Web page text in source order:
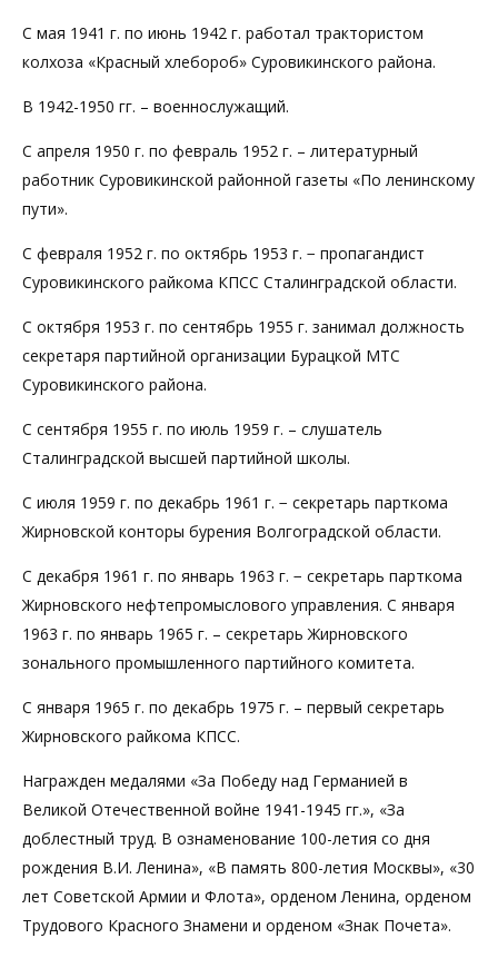
С мая 1941 г. по июнь 1942 г. работал трактористом
колхоза «Красный хлебороб» Суровикинского района.
В 1942-1950 гг. – военнослужащий.
С апреля 1950 г. по февраль 1952 г. – литературный
работник Суровикинской районной газеты «По ленинскому
пути».
С февраля 1952 г. по октябрь 1953 г. − пропагандист
Суровикинского райкома КПСС Сталинградской области.
С октября 1953 г. по сентябрь 1955 г. занимал должность
секретаря партийной организации Бурацкой МТС
Суровикинского района.
С сентября 1955 г. по июль 1959 г. – слушатель
Сталинградской высшей партийной школы.
С июля 1959 г. по декабрь 1961 г. − секретарь парткома
Жирновской конторы бурения Волгоградской области.
С декабря 1961 г. по январь 1963 г. − секретарь парткома
Жирновского нефтепромыслового управления. С января
1963 г. по январь 1965 г. – секретарь Жирновского
зонального промышленного партийного комитета.
С января 1965 г. по декабрь 1975 г. – первый секретарь
Жирновского райкома КПСС.
Награжден медалями «За Победу над Германией в
Великой Отечественной войне 1941-1945 гг.», «За
доблестный труд. В ознаменование 100-летия со дня
рождения В.И. Ленина», «В память 800-летия Москвы», «30
лет Советской Армии и Флота», орденом Ленина, орденом
Трудового Красного Знамени и орденом «Знак Почета».